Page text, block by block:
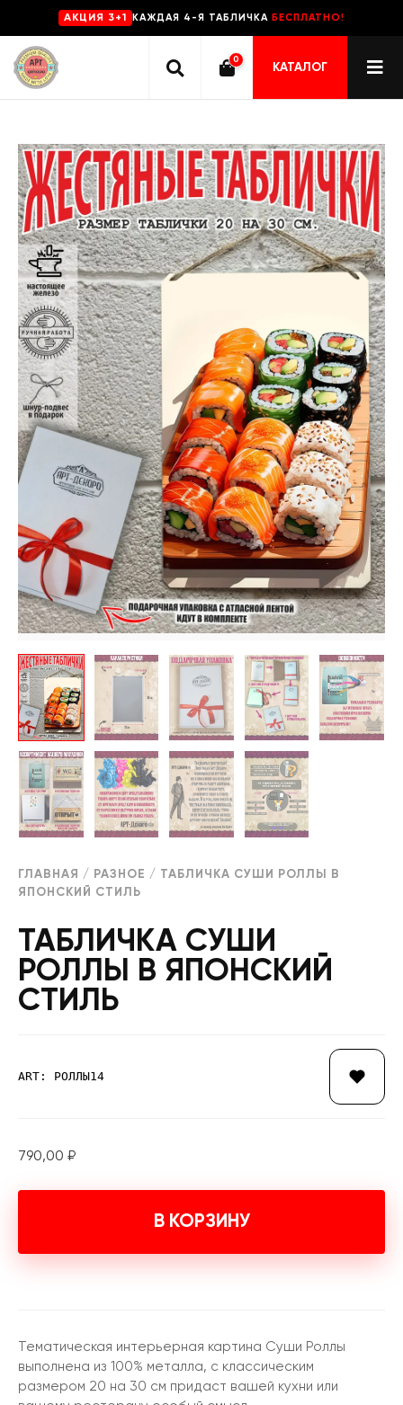
AKЦИЯ 3+1 КАЖДАЯ 4-Я ТАБЛИЧКА БЕСПЛАТНО!
0
КАТАЛОГ
ГЛАВНАЯ / РАЗНОЕ / ТАБЛИЧКА СУШИ РОЛЛЫ В
ЯПОНСКИЙ СТИЛЬ
ТАБЛИЧКА СУШИ
РОЛЛЫ В ЯПОНСКИЙ
СТИЛЬ
ART: РОЛЛЫ14
790,00 ₽
В КОРЗИНУ
Тематическая интерьерная картина Суши Роллы
выполнена из 100% металла, с классическим
размером 20 на 30 см придаст вашей кухни или